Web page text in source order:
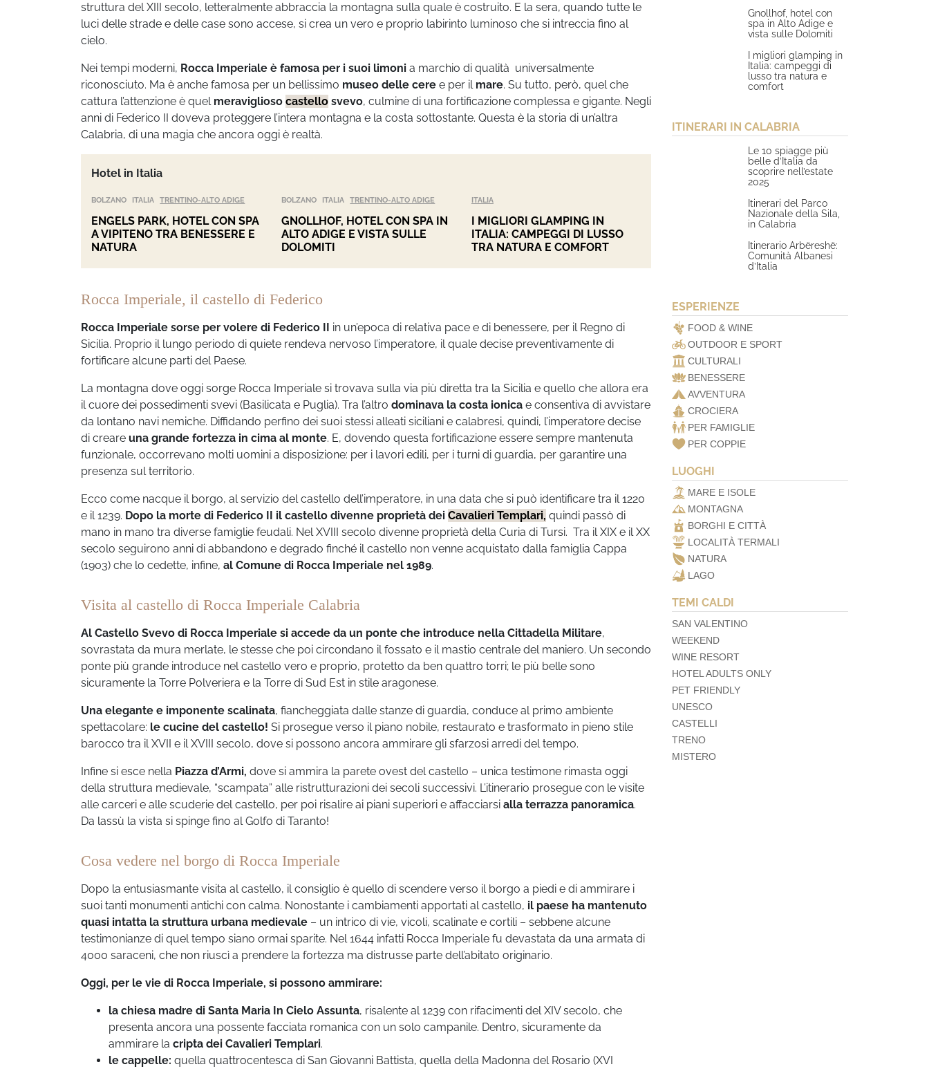
struttura del XIII secolo, letteralmente abbraccia la montagna sulla quale è costruito. E la sera, quando tutte le
luci delle strade e delle case sono accese, si crea un vero e proprio labirinto luminoso che si intreccia fino al
cielo.
Nei tempi moderni, Rocca Imperiale è famosa per i suoi limoni a marchio di qualità universalmente
riconosciuto. Ma è anche famosa per un bellissimo museo delle cere e per il mare. Su tutto, però, quel che
cattura l’attenzione è quel meraviglioso castello svevo, culmine di una fortificazione complessa e gigante. Negli
anni di Federico II doveva proteggere l’intera montagna e la costa sottostante. Questa è la storia di un’altra
Calabria, di una magia che ancora oggi è realtà.
Hotel in Italia
BOLZANO ITALIA TRENTINO-ALTO ADIGE
ENGELS PARK, HOTEL CON SPA
A VIPITENO TRA BENESSERE E
NATURA
BOLZANO ITALIA TRENTINO-ALTO ADIGE
GNOLLHOF, HOTEL CON SPA IN
ALTO ADIGE E VISTA SULLE
DOLOMITI
ITALIA
I MIGLIORI GLAMPING IN
ITALIA: CAMPEGGI DI LUSSO
TRA NATURA E COMFORT
Rocca Imperiale, il castello di Federico
Rocca Imperiale sorse per volere di Federico II in un’epoca di relativa pace e di benessere, per il Regno di
Sicilia. Proprio il lungo periodo di quiete rendeva nervoso l’imperatore, il quale decise preventivamente di
fortificare alcune parti del Paese.
La montagna dove oggi sorge Rocca Imperiale si trovava sulla via più diretta tra la Sicilia e quello che allora era
il cuore dei possedimenti svevi (Basilicata e Puglia). Tra l’altro dominava la costa ionica e consentiva di avvistare
da lontano navi nemiche. Diffidando perfino dei suoi stessi alleati siciliani e calabresi, quindi, l’imperatore decise
di creare una grande fortezza in cima al monte. E, dovendo questa fortificazione essere sempre mantenuta
funzionale, occorrevano molti uomini a disposizione: per i lavori edili, per i turni di guardia, per garantire una
presenza sul territorio.
Ecco come nacque il borgo, al servizio del castello dell’imperatore, in una data che si può identificare tra il 1220
e il 1239. Dopo la morte di Federico II il castello divenne proprietà dei Cavalieri Templari, quindi passò di
mano in mano tra diverse famiglie feudali. Nel XVIII secolo divenne proprietà della Curia di Tursi. Tra il XIX e il XX
secolo seguirono anni di abbandono e degrado finché il castello non venne acquistato dalla famiglia Cappa
(1903) che lo cedette, infine, al Comune di Rocca Imperiale nel 1989.
Visita al castello di Rocca Imperiale Calabria
Al Castello Svevo di Rocca Imperiale si accede da un ponte che introduce nella Cittadella Militare,
sovrastata da mura merlate, le stesse che poi circondano il fossato e il mastio centrale del maniero. Un secondo
ponte più grande introduce nel castello vero e proprio, protetto da ben quattro torri; le più belle sono
sicuramente la Torre Polveriera e la Torre di Sud Est in stile aragonese.
Una elegante e imponente scalinata, fiancheggiata dalle stanze di guardia, conduce al primo ambiente
spettacolare: le cucine del castello! Si prosegue verso il piano nobile, restaurato e trasformato in pieno stile
barocco tra il XVII e il XVIII secolo, dove si possono ancora ammirare gli sfarzosi arredi del tempo.
Infine si esce nella Piazza d’Armi, dove si ammira la parete ovest del castello – unica testimone rimasta oggi
della struttura medievale, “scampata” alle ristrutturazioni dei secoli successivi. L’itinerario prosegue con le visite
alle carceri e alle scuderie del castello, per poi risalire ai piani superiori e affacciarsi alla terrazza panoramica.
Da lassù la vista si spinge fino al Golfo di Taranto!
Cosa vedere nel borgo di Rocca Imperiale
Dopo la entusiasmante visita al castello, il consiglio è quello di scendere verso il borgo a piedi e di ammirare i
suoi tanti monumenti antichi con calma. Nonostante i cambiamenti apportati al castello, il paese ha mantenuto
quasi intatta la struttura urbana medievale – un intrico di vie, vicoli, scalinate e cortili – sebbene alcune
testimonianze di quel tempo siano ormai sparite. Nel 1644 infatti Rocca Imperiale fu devastata da una armata di
4000 saraceni, che non riuscì a prendere la fortezza ma distrusse parte dell’abitato originario.
Oggi, per le vie di Rocca Imperiale, si possono ammirare:
la chiesa madre di Santa Maria In Cielo Assunta, risalente al 1239 con rifacimenti del XIV secolo, che
presenta ancora una possente facciata romanica con un solo campanile. Dentro, sicuramente da
ammirare la cripta dei Cavalieri Templari.
le cappelle: quella quattrocentesca di San Giovanni Battista, quella della Madonna del Rosario (XVI
Gnollhof, hotel con
spa in Alto Adige e
vista sulle Dolomiti
I migliori glamping in
Italia: campeggi di
lusso tra natura e
comfort
ITINERARI IN CALABRIA
Le 10 spiagge più
belle d’Italia da
scoprire nell’estate
2025
Itinerari del Parco
Nazionale della Sila,
in Calabria
Itinerario Arbëreshë:
Comunità Albanesi
d’Italia
ESPERIENZE
FOOD & WINE
OUTDOOR E SPORT
CULTURALI
BENESSERE
AVVENTURA
CROCIERA
PER FAMIGLIE
PER COPPIE
LUOGHI
MARE E ISOLE
MONTAGNA
BORGHI E CITTÀ
LOCALITÀ TERMALI
NATURA
LAGO
TEMI CALDI
SAN VALENTINO
WEEKEND
WINE RESORT
HOTEL ADULTS ONLY
PET FRIENDLY
UNESCO
CASTELLI
TRENO
MISTERO